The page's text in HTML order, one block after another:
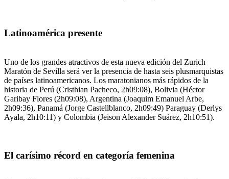
Latinoamérica presente
Uno de los grandes atractivos de esta nueva edición del Zurich
Maratón de Sevilla será ver la presencia de hasta seis plusmarquistas
de países latinoamericanos. Los maratonianos más rápidos de la
historia de Perú (Cristhian Pacheco, 2h09:08), Bolivia (Héctor
Garibay Flores (2h09:08), Argentina (Joaquim Emanuel Arbe,
2h09:36), Panamá (Jorge Castellblanco, 2h09:49) Paraguay (Derlys
Ayala, 2h10:11) y Colombia (Jeison Alexander Suárez, 2h10:51).
El carísimo récord en categoría femenina